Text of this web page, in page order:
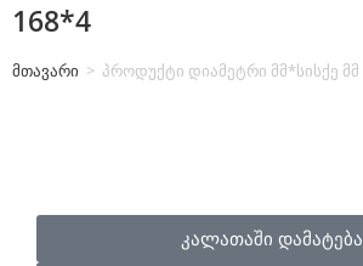
168*4
მთავარი > პროდუქტი დიამეტრი მმ*სისქე მმ
კალათაში დამატება